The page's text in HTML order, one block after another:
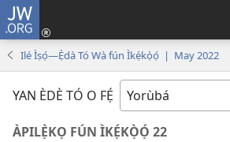
JW.ORG
Ilé Ìṣọ́—Ẹ̀dà Tó Wà fún Ìkẹ́kọ̀ọ́ | May 2022
YAN ÈDÈ TÓ O FẸ́
ÀPILẸ̀KỌ FÚN ÌKẸ́KỌ̀Ọ́ 22